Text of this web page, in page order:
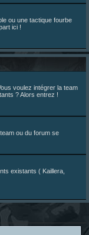
ou une tactique fourbe
ici !
voulez intégrer la team
? Alors entrez !
ou du forum se
existants ( Kaillera,